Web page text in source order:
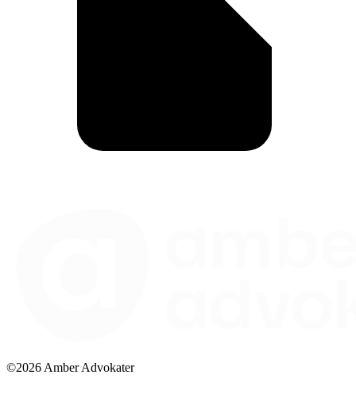
©2026 Amber Advokater